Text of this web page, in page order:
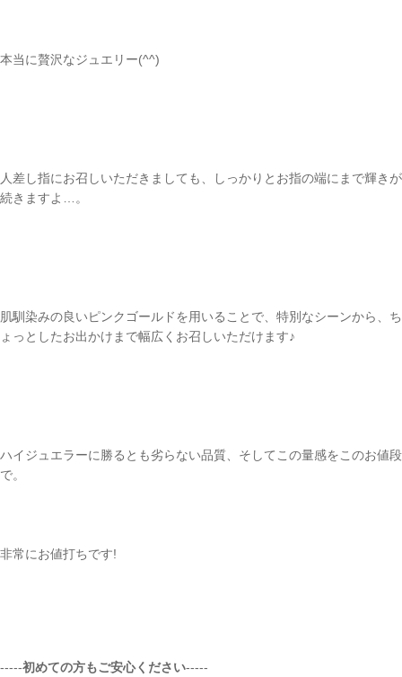
本当に贅沢なジュエリー(^^)
人差し指にお召しいただきましても、しっかりとお指の端にまで輝きが
続きますよ…。
肌馴染みの良いピンクゴールドを用いることで、特別なシーンから、ち
ょっとしたお出かけまで幅広くお召しいただけます♪
ハイジュエラーに勝るとも劣らない品質、そしてこの量感をこのお値段
で。
非常にお値打ちです!
-----初めての方もご安心ください-----
ご注文手続き